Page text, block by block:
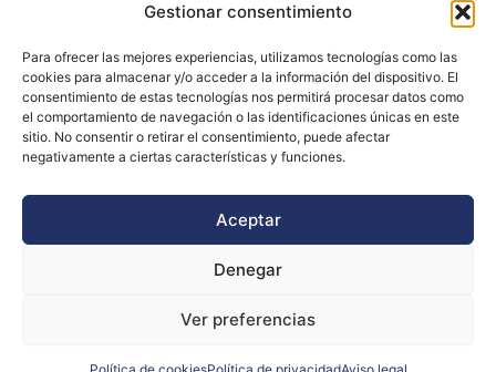
Gestionar consentimiento
Para ofrecer las mejores experiencias, utilizamos tecnologías como las
cookies para almacenar y/o acceder a la información del dispositivo. El
consentimiento de estas tecnologías nos permitirá procesar datos como
el comportamiento de navegación o las identificaciones únicas en este
sitio. No consentir o retirar el consentimiento, puede afectar
negativamente a ciertas características y funciones.
Aceptar
Denegar
Ver preferencias
Aviso legal
Declaración de accesibilidad
Política de cookies (UE)